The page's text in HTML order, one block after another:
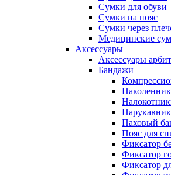
Сумки для обуви
Сумки на пояс
Сумки через
Медицинские
Аксессуары
Аксессуары
Бандажи
Паховый
Пояс для
Фиксатор
Фиксатор
Фиксатор